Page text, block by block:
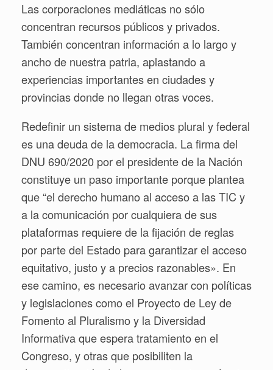
Las corporaciones mediáticas no sólo
concentran recursos públicos y privados.
También concentran información a lo largo y
ancho de nuestra patria, aplastando a
experiencias importantes en ciudades y
provincias donde no llegan otras voces.
Redefinir un sistema de medios plural y federal
es una deuda de la democracia. La firma del
DNU 690/2020 por el presidente de la Nación
constituye un paso importante porque plantea
que “el derecho humano al acceso a las TIC y
a la comunicación por cualquiera de sus
plataformas requiere de la fijación de reglas
por parte del Estado para garantizar el acceso
equitativo, justo y a precios razonables». En
ese camino, es necesario avanzar con políticas
y legislaciones como el Proyecto de Ley de
Fomento al Pluralismo y la Diversidad
Informativa que espera tratamiento en el
Congreso, y otras que posibiliten la